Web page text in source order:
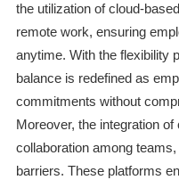
the utilization of cloud-
remote work, ensuring
anytime. With the flexibility
balance is redefined as
commitments without
Moreover, the integration
collaboration among
barriers. These platforms